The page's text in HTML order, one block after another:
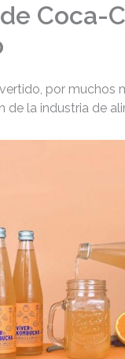
Coca-
por muchos
de la industria de